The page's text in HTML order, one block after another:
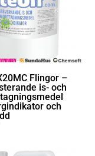
Flingor –
is- och
och